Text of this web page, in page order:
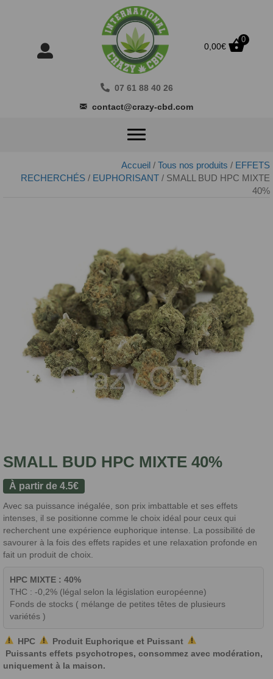
0,00€
0
07 61 88 40 26
contact@crazy-cbd.com
Accueil / Tous nos produits / EFFETS
RECHERCHÉS / EUPHORISANT / SMALL BUD HPC MIXTE
40%
SMALL BUD HPC MIXTE 40%
À partir de 4.5€
Avec sa puissance inégalée, son prix imbattable et ses effets
intenses, il se positionne comme le choix idéal pour ceux qui
recherchent une expérience euphorique intense. La possibilité de
savourer à la fois des effets rapides et une relaxation profonde en
fait un produit de choix.
HPC MIXTE : 40%
THC : -0,2% (légal selon la législation européenne)
Fonds de stocks ( mélange de petites têtes de plusieurs
variétés )
HPC Produit Euphorique et Puissant
Puissants effets psychotropes, consommez avec modération,
uniquement à la maison.